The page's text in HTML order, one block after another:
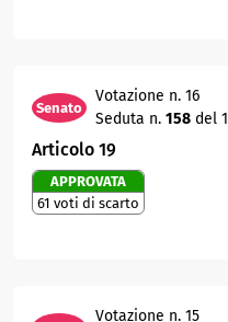
Senato
Votazione n. 16
Seduta n. 158 del
Articolo 19
APPROVATA
61 voti di scarto
Votazione n. 15